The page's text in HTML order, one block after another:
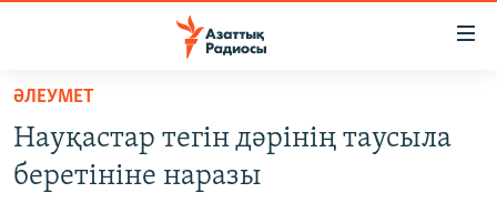
Skip
main
content
САЯСАТ
AZATTYQTV
ӘЛЕУМЕТ
Науқастар тегін дәрінің таусыла
беретініне наразы